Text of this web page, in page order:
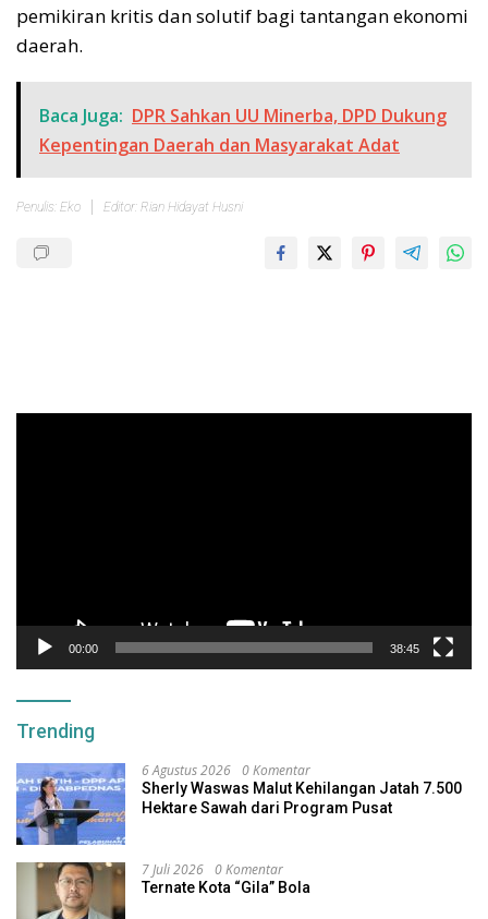
pemikiran kritis dan solutif bagi tantangan ekonomi
daerah.
Baca Juga: DPR Sahkan UU Minerba, DPD Dukung
Kepentingan Daerah dan Masyarakat Adat
Penulis: Eko Editor: Rian Hidayat Husni
00:00 38:45
Trending
6 Agustus 2026 0 Komentar
Sherly Waswas Malut Kehilangan Jatah 7.500
Hektare Sawah dari Program Pusat
7 Juli 2026 0 Komentar
Ternate Kota “Gila” Bola